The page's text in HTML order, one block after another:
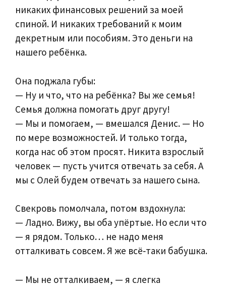
никаких финансовых решений за моей
спиной. И никаких требований к моим
декретным или пособиям. Это деньги на
нашего ребёнка.
Она поджала губы:
— Ну и что, что на ребёнка? Вы же семья!
Семья должна помогать друг другу!
— Мы и помогаем, — вмешался Денис. — Но
по мере возможностей. И только тогда,
когда нас об этом просят. Никита взрослый
человек — пусть учится отвечать за себя. А
мы с Олей будем отвечать за нашего сына.
Свекровь помолчала, потом вздохнула:
— Ладно. Вижу, вы оба упёртые. Но если что
— я рядом. Только… не надо меня
отталкивать совсем. Я же всё‑таки бабушка.
— Мы не отталкиваем, — я слегка